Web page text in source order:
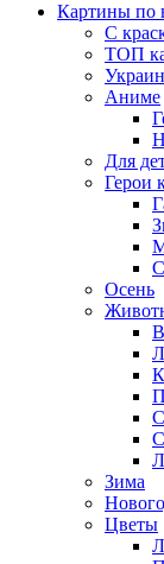
Картины по
С
ТОП
Аниме
Для
Герои
Осень
Зима
Цветы